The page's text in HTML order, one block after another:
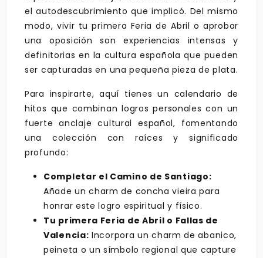
el autodescubrimiento que implicó. Del mismo
modo, vivir tu primera Feria de Abril o aprobar
una oposición son experiencias intensas y
definitorias en la cultura española que pueden
ser capturadas en una pequeña pieza de plata.
Para inspirarte, aquí tienes un calendario de
hitos que combinan logros personales con un
fuerte anclaje cultural español, fomentando
una colección con raíces y significado
profundo:
Completar el Camino de Santiago:
Añade un charm de concha vieira para
honrar este logro espiritual y físico.
Tu primera Feria de Abril o Fallas de
Valencia: Incorpora un charm de abanico,
peineta o un símbolo regional que capture